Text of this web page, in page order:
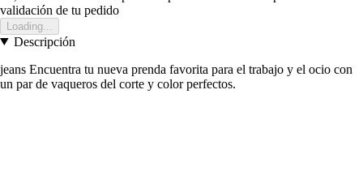
validación de tu pedido
Loading...
Descripción
jeans Encuentra tu nueva prenda favorita para el trabajo y el ocio con
un par de vaqueros del corte y color perfectos.